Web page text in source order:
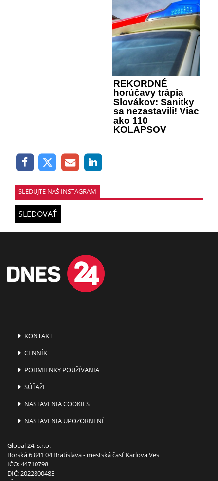
REKORDNÉ
horúčavy trápia
Slovákov: Sanitky
sa nezastavili! Viac
ako 110
KOLAPSOV
SLEDUJTE NÁŠ INSTAGRAM
SLEDOVAŤ
KONTAKT
CENNÍK
PODMIENKY POUŽÍVANIA
SÚŤAŽE
NASTAVENIA COOKIES
NASTAVENIA UPOZORNENÍ
Global 24, s.r.o.
Borská 6 841 04 Bratislava - mestská časť Karlova Ves
IČO: 44710798
DIČ: 2022800483